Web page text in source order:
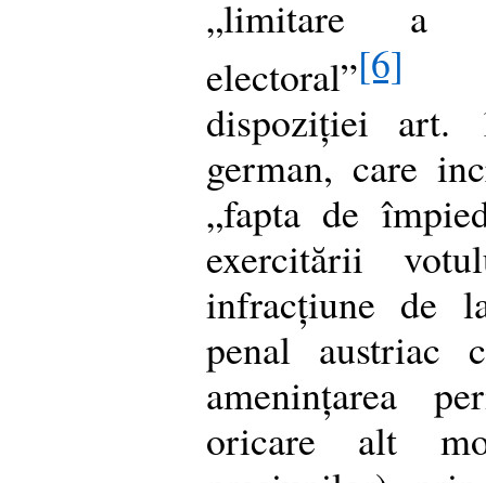
„limitare a
electoral”[6]
dispoziției art.
german, care
„fapta de
exercitării
infracțiune de
penal austriac
amenințarea
oricare alt